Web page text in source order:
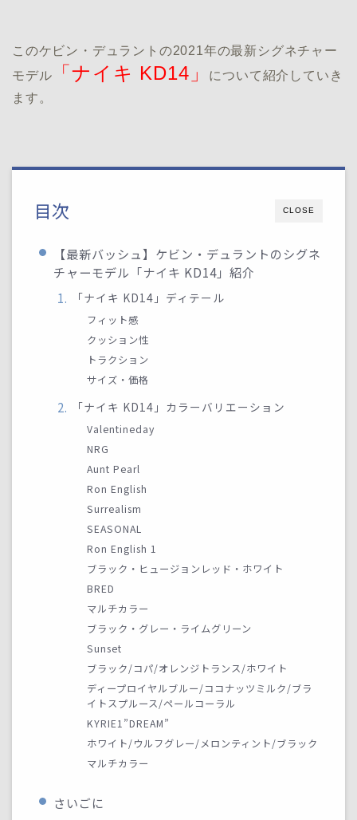
このケビン・デュラントの2021年の最新シグネチャー
モデル
「ナイキ KD14」
について紹介していき
ます。
CLOSE
目次
【最新バッシュ】ケビン・デュラントのシグネ
チャーモデル「ナイキ KD14」紹介
「ナイキ KD14」ディテール
フィット感
クッション性
トラクション
サイズ・価格
「ナイキ KD14」カラーバリエーション
Valentineday
NRG
Aunt Pearl
Ron English
Surrealism
SEASONAL
Ron English 1
ブラック・ヒュージョンレッド・ホワイト
BRED
マルチカラー
ブラック・グレー・ライムグリーン
Sunset
ブラック/コパ/オレンジトランス/ホワイト
ディープロイヤルブルー/ココナッツミルク/ブラ
イトスプルース/ペールコーラル
KYRIE1”DREAM”
ホワイト/ウルフグレー/メロンティント/ブラック
マルチカラー
さいごに